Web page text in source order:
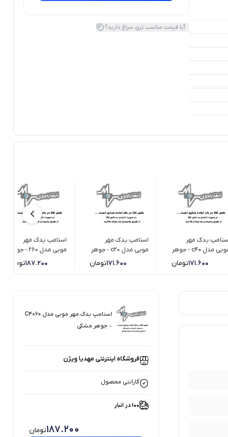
آیا قیمت مناسب تری سراغ دارید؟
یدک مهر
موبی مدل c40 - جوهر
171.600تومان
استامپ یدک مهر
موبی مدل c20 - جوهر
171.600تومان
استامپ یدک مهر
موبی مدل 260 - جوهر
187.200تومان
استامپ یدک مهر موبی مدل C4060
– جوهر مشکی
فروشگاه اینترنتی مهدیا ویژن
گارانتی محصول
100 در انبار
187.200تومان